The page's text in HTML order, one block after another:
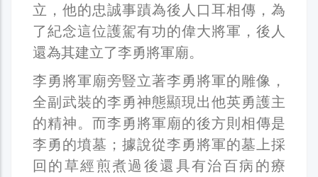
立，他的忠誠事蹟為後人口耳相傳，為
了紀念這位護駕有功的偉大將軍，後人
還為其建立了李勇將軍廟。
李勇將軍廟旁豎立著李勇將軍的雕像，
全副武裝的李勇神態顯現出他英勇護主
的精神。而李勇將軍廟的後方則相傳是
李勇的墳墓；據說從李勇將軍的墓上採
回的草經煎煮過後還具有治百病的療